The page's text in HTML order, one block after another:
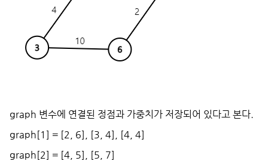
graph 변수에 연결된 정점과 가중치가 저장되어 있다고 본다.
graph[1] = [2, 6], [3, 4], [4, 4]
graph[2] = [4, 5], [5, 7]